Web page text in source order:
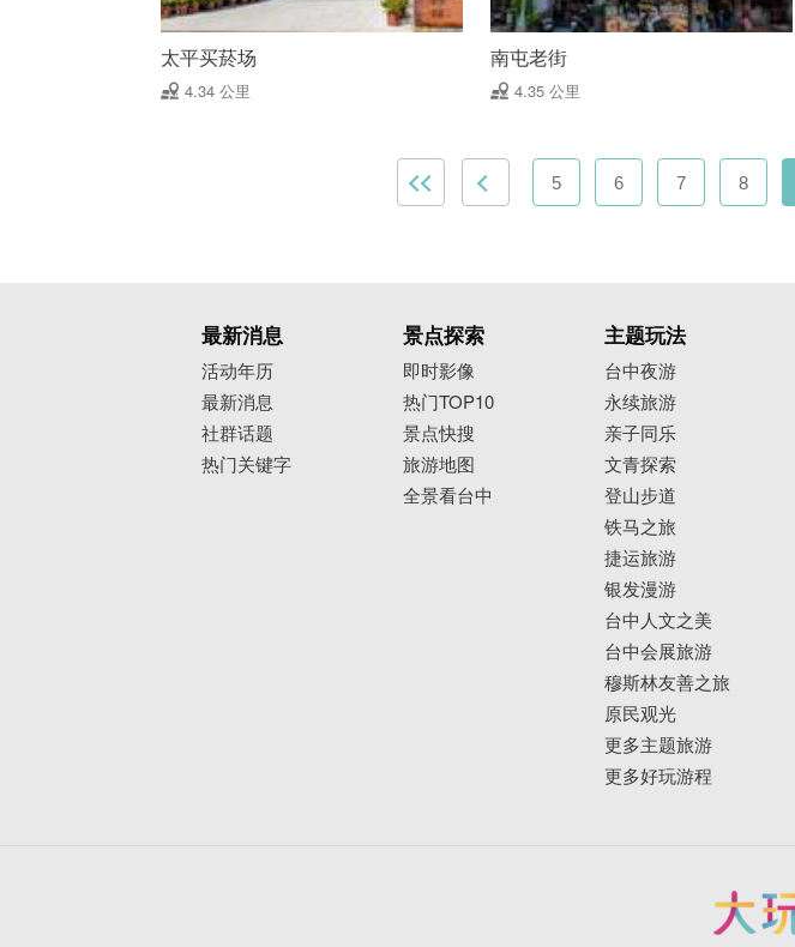
太平买菸场
4.34 公里
南屯老街
4.35 公里
5 6 7 8
最新消息
活动年历
最新消息
社群话题
热门关键字
景点探索
即时影像
热门TOP10
景点快搜
旅游地图
全景看台中
主题玩法
台中夜游
永续旅游
亲子同乐
文青探索
登山步道
铁马之旅
捷运旅游
银发漫游
台中人文之美
台中会展旅游
穆斯林友善之旅
原民观光
更多主题旅游
更多好玩游程